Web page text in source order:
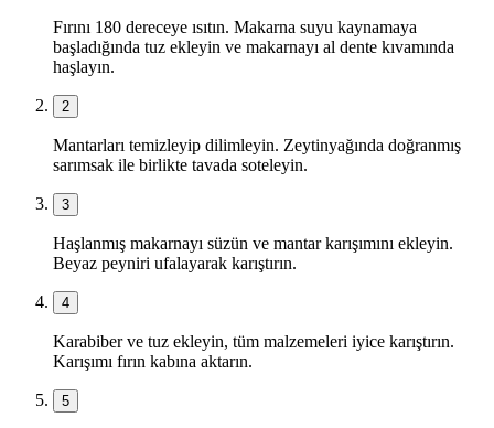
Fırını 180 dereceye ısıtın. Makarna suyu kaynamaya
başladığında tuz ekleyin ve makarnayı al dente kıvamında
haşlayın.
2
Mantarları temizleyip dilimleyin. Zeytinyağında doğranmış
sarımsak ile birlikte tavada soteleyin.
3
Haşlanmış makarnayı süzün ve mantar karışımını ekleyin.
Beyaz peyniri ufalayarak karıştırın.
4
Karabiber ve tuz ekleyin, tüm malzemeleri iyice karıştırın.
Karışımı fırın kabına aktarın.
5